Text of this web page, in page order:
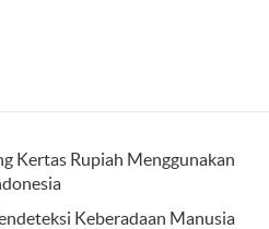
Kertas Rupiah Menggunakan
Keberadaan Manusia